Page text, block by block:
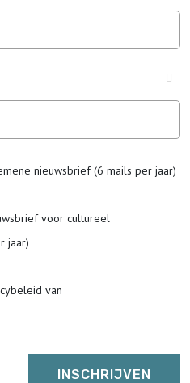
nieuwsbrief (6 mails per jaar)
voor cultureel
jaar)
van